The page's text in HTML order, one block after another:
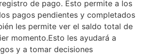
de pago. Esto permite a los
pagos pendientes y completados
les permite ver el saldo total de
momento.Esto les ayudará a
y a tomar decisiones